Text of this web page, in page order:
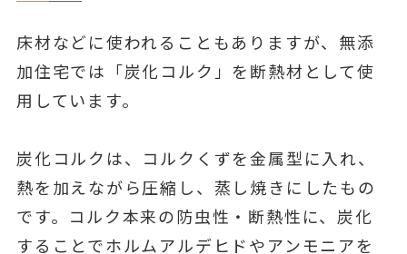
床材などに使われることもありますが、無添
加住宅では「炭化コルク」を断熱材として使
用しています。
炭化コルクは、コルクくずを金属型に入れ、
熱を加えながら圧縮し、蒸し焼きにしたもの
です。コルク本来の防虫性・断熱性に、炭化
することでホルムアルデヒドやアンモニアを